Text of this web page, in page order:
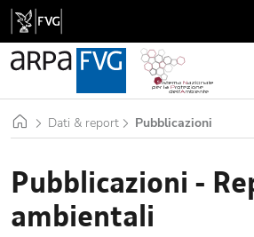
HomeDati & report Pubblicazioni
Pubblicazioni -
ambientali